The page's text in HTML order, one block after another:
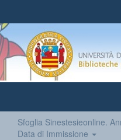
Sfoglia Sinestesieonline.
Data di Immissione